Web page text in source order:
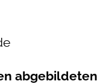
abgebildeten